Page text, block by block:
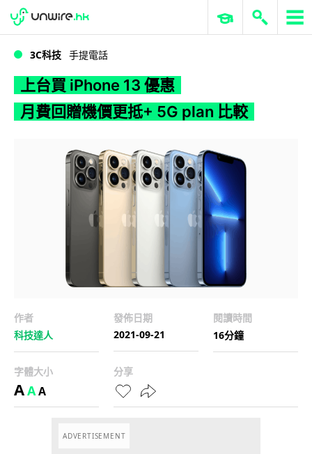
WWDC 2026 ERP 與商業 AI
3C科技 手提電話
上台買 iPhone 13 優惠
月費回贈機價更抵+ 5G plan 比較
作者
科技達人
發佈日期
2021-09-21
閱讀時間
16分鐘
字體大小
AAA
分享
ADVERTISEMENT